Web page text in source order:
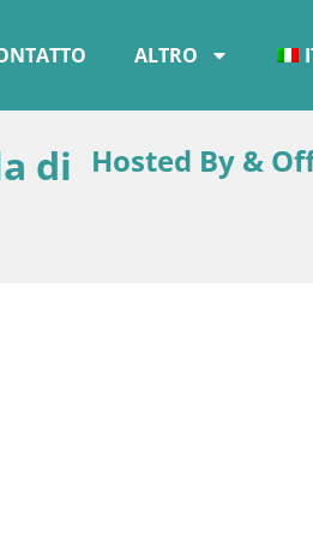
ALTRO
di Hosted By &